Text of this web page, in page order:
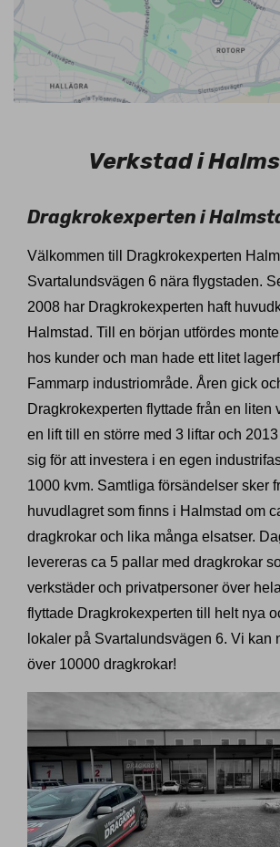
Verkstad i
Dragkrokexperten i
Välkommen till Dragkrokexperten
Svartalundsvägen 6 nära flygstaden.
2008 har Dragkrokexperten haft
Halmstad. Till en början utfördes
hos kunder och man hade ett litet
Fammarp industriområde. Åren gick
Dragkrokexperten flyttade från en liten
en lift till en större med 3 liftar och
sig för att investera i en egen
1000 kvm. Samtliga försändelser sker
huvudlagret som finns i Halmstad om
dragkrokar och lika många elsatser.
levereras ca 5 pallar med dragkrokar
verkstäder och privatpersoner över
flyttade Dragkrokexperten till helt nya
lokaler på Svartalundsvägen 6. Vi kan
över 10000 dragkrokar!